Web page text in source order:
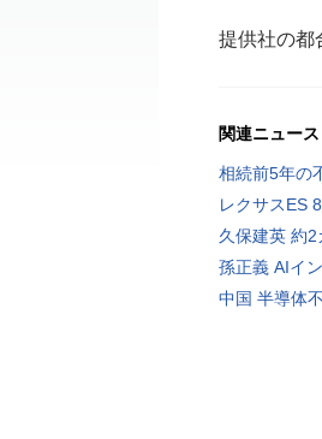
提供社の都
関連ニュース
相続前5年の
レクサスES
久保建英 約
孫正義 AIイ
中国 半導体